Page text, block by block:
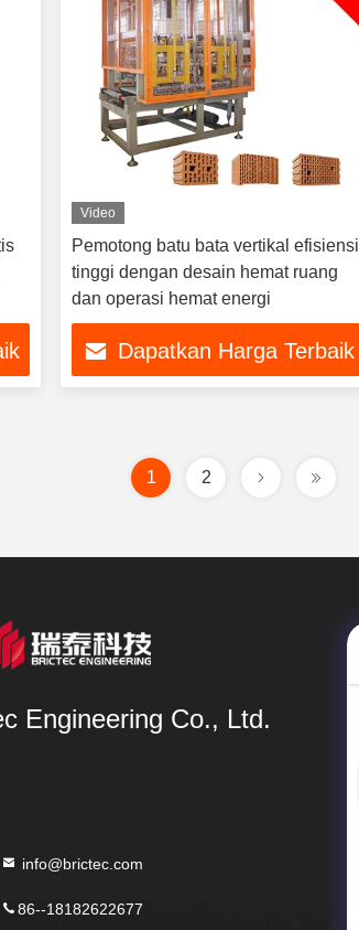
Video
Pemotong batu bata vertikal efisiensi
tinggi dengan desain hemat ruang
dan operasi hemat energi
Dapatkan Harga Terbaik
1 2
Engineering Co., Ltd.
info@brictec.com
86--18182622677